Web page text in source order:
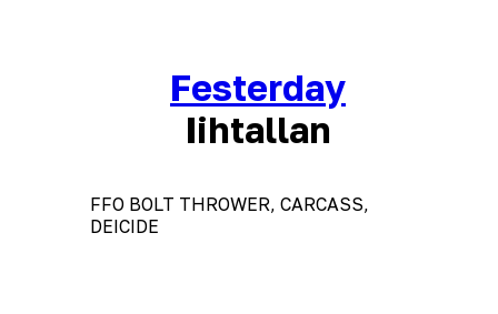
Festerday
Iihtallan
FFO BOLT THROWER, CARCASS,
DEICIDE